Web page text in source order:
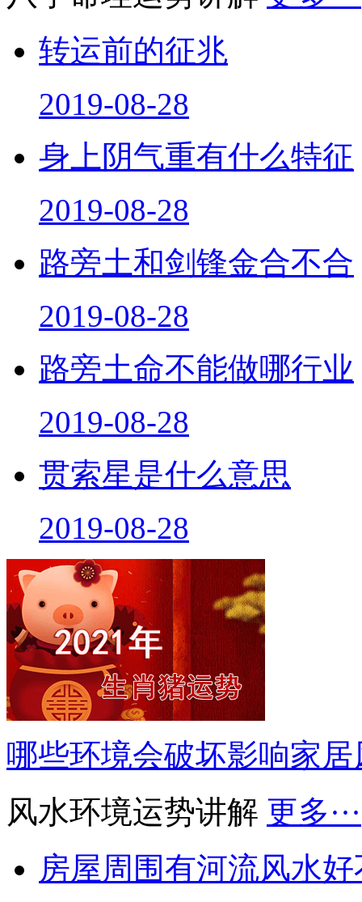
转运前的征兆
2019-08-28
身上阴气重有什么特征
2019-08-28
路旁土和剑锋金合不合
2019-08-28
路旁土命不能做哪行业
2019-08-28
贯索星是什么意思
2019-08-28
哪些环境会破坏影响家居
风水环境运势讲解 更多···
房屋周围有河流风水